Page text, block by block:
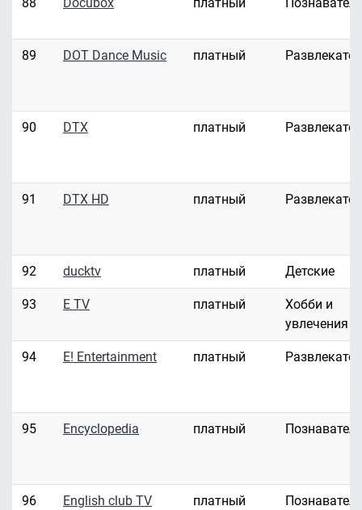
88 Docubox платный
89 DOT Dance Music платный
90 DTX платный
91 DTX HD платный
92 ducktv платный Детские
93 E TV платный
Хобби и
увлечения
94 E! Entertainment платный
95 Encyclopedia платный
96 English club TV платный